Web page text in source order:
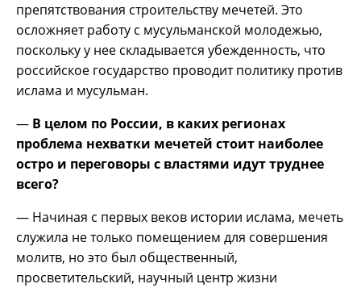
препятствования строительству мечетей. Это
осложняет работу с мусульманской молодежью,
поскольку у нее складывается убежденность, что
российское государство проводит политику против
ислама и мусульман.
— В целом по России, в каких регионах
проблема нехватки мечетей стоит наиболее
остро и переговоры с властями идут труднее
всего?
— Начиная с первых веков истории ислама, мечеть
служила не только помещением для совершения
молитв, но это был общественный,
просветительский, научный центр жизни